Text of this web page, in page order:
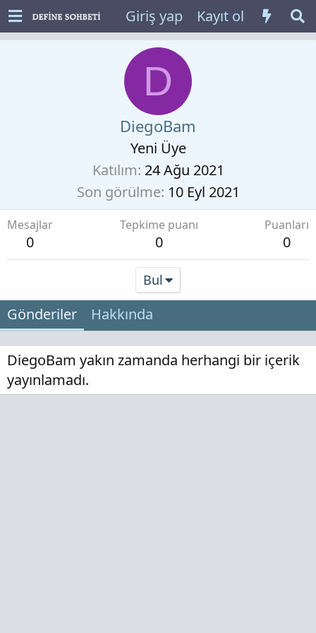
Giriş yap Kayıt ol
D
DiegoBam
Yeni Üye
Katılım 24 Ağu 2021
Son görülme 10 Eyl 2021
Mesajlar
0
Tepkime puanı
0
Puanları
0
Bul
Gönderiler Hakkında
DiegoBam yakın zamanda herhangi bir içerik
yayınlamadı.